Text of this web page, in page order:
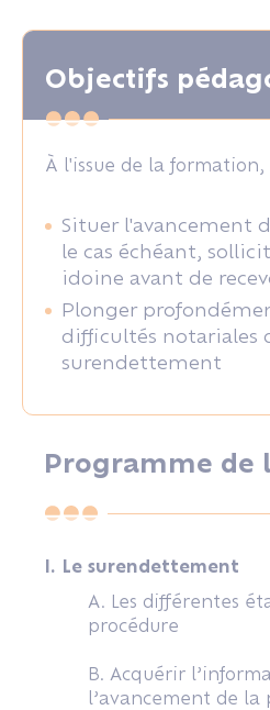
Objectifs
À l'issue de la
Situer l'avancement
le cas échéant,
idoine avant de
Plonger
difficultés notariales
surendettement
Programme de
I. Le surendettement
A. Les différentes
procédure
B. Acquérir
l’avancement de la